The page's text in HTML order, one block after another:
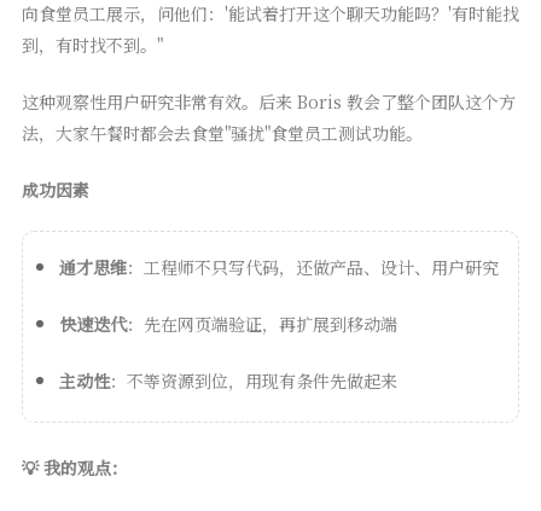
向食堂员工展示，问他们：'能试着打开这个聊天功能吗？'有时能找
到，有时找不到。"
这种观察性用户研究非常有效。后来 Boris 教会了整个团队这个方
法，大家午餐时都会去食堂"骚扰"食堂员工测试功能。
成功因素
通才思维：工程师不只写代码，还做产品、设计、用户研究
快速迭代：先在网页端验证，再扩展到移动端
主动性：不等资源到位，用现有条件先做起来
💡 我的观点：